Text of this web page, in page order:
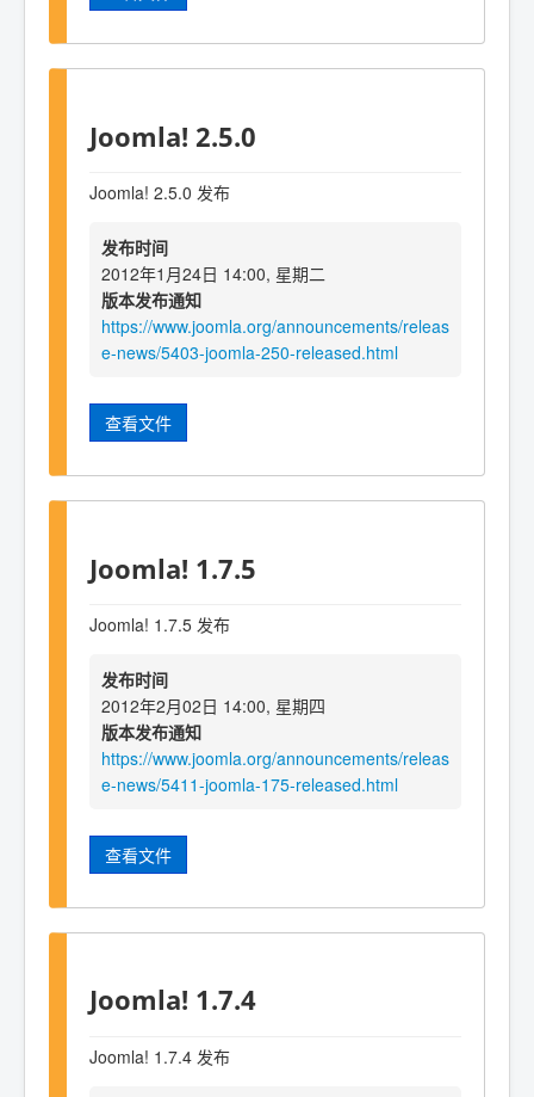
Joomla! 2.5.0
Joomla! 2.5.0 发布
发布时间
2012年1月24日 14:00, 星期二
版本发布通知
https://www.joomla.org/announcements/releas
e-news/5403-joomla-250-released.html
查看文件
Joomla! 1.7.5
Joomla! 1.7.5 发布
发布时间
2012年2月02日 14:00, 星期四
版本发布通知
https://www.joomla.org/announcements/releas
e-news/5411-joomla-175-released.html
查看文件
Joomla! 1.7.4
Joomla! 1.7.4 发布